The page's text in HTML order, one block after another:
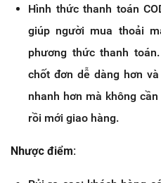
Hình thức thanh toán
giúp người mua thoải
phương thức thanh
chốt đơn dễ dàng hơn
nhanh hơn mà không
rồi mới giao hàng.
Nhược điểm: